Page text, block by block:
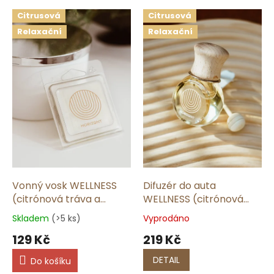
o
d
u
V
p
d
ů
Citrusová
Relaxační
Vonný vosk WELLNESS
(citrónová tráva a
zázvor) | 50 g
Skladem (>5 ks)
129 Kč
Do košíku
Citrusová
Relaxační
Difuzér do auta
WELLNESS (citrónová
tráva a zázvor) | 9 ml
Vyprodáno
219 Kč
DETAIL